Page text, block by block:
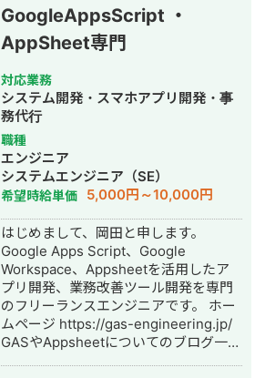
GoogleAppsScript ・
AppSheet専門
対応業務
システム開発・スマホアプリ開発・事
務代行
職種
エンジニア
システムエンジニア（SE）
希望時給単価 5,000円～10,000円
はじめまして、岡田と申します。
Google Apps Script、Google
Workspace、Appsheetを活用したア
プリ開発、業務改善ツール開発を専門
のフリーランスエンジニアです。 ホー
ムページ https://gas-engineering.jp/
GASやAppsheetについてのブログ一覧